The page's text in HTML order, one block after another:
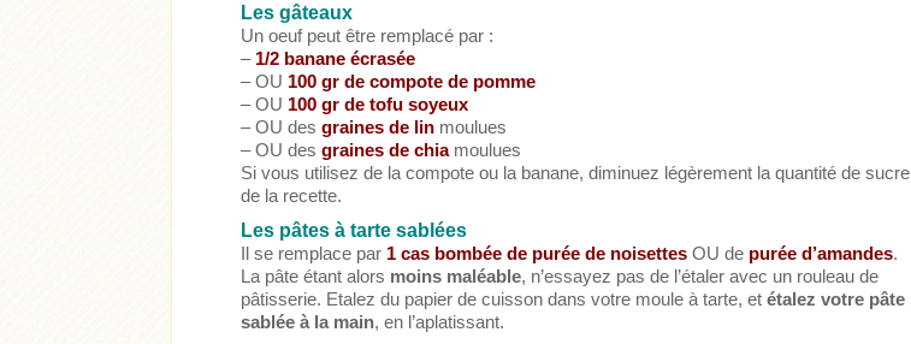
Les gâteaux
Un oeuf peut être remplacé par :
– 1/2 banane écrasée
– OU 100 gr de compote de pomme
– OU 100 gr de tofu soyeux
– OU desgraines de lin moulues
– OU desgraines de chiamoulues
Si vous utilisez de la compote ou la banane, diminuez légèrement la quantité de sucre
de la recette.
Les pâtes à tarte sablées
Il se remplace par 1 cas bombée de purée de noisettes OU de purée d’amandes.
La pâte étant alors moins maléable, n’essayez pas de l’étaler avec un rouleau de
pâtisserie. Etalez du papier de cuisson dans votre moule à tarte, etétalez votre pâte
sablée à la main, en l’aplatissant.
Acheter